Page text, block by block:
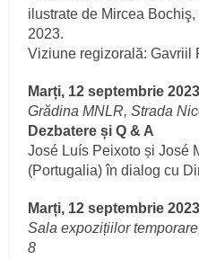
ilustrate de Mircea
2023.
Viziune regizorală: Gavriil
Marți, 12 septembrie
Grădina MNLR, Strada
Dezbatere și Q & A
José Luís Peixoto și José
(Portugalia) în dialog cu
Marți, 12 septembrie
Sala expozițiilor
8